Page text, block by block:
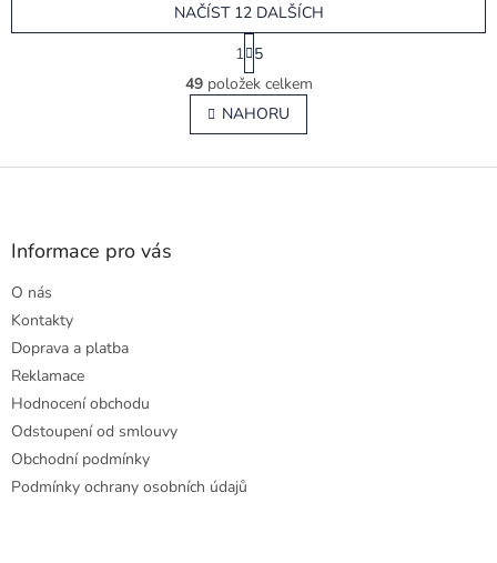
O
v
l
á
NAČÍST 12 DALŠÍCH
S
t
r
á
n
k
v
1 5
49položek celkem
NAHORU
Z
Informace pro vás
O nás
Kontakty
Doprava a platba
Reklamace
Hodnocení obchodu
Odstoupení od smlouvy
Obchodní podmínky
Podmínky ochrany osobních údajů